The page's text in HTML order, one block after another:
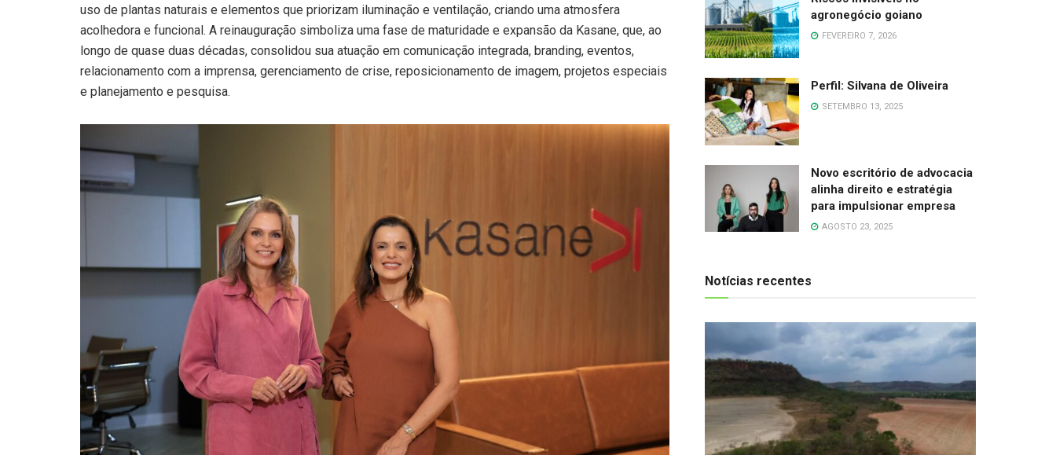
uso de plantas naturais e elementos que priorizam iluminação e ventilação, criando uma atmosfera
acolhedora e funcional. A reinauguração simboliza uma fase de maturidade e expansão da Kasane, que, ao
longo de quase duas décadas, consolidou sua atuação em comunicação integrada, branding, eventos,
relacionamento com a imprensa, gerenciamento de crise, reposicionamento de imagem, projetos especiais
e planejamento e pesquisa.
agronegócio goiano
FEVEREIRO 7, 2026
Perfil: Silvana de Oliveira
SETEMBRO 13, 2025
Novo escritório de advocacia
alinha direito e estratégia
para impulsionar empresa
AGOSTO 23, 2025
Notícias recentes